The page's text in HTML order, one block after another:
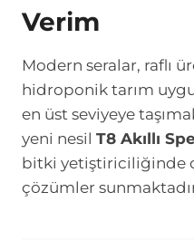
Verim
Modern seralar, raflı
hidroponik tarım
en üst seviyeye
yeni nesil T8 Akıllı
bitki yetiştiriciliğinde
çözümler